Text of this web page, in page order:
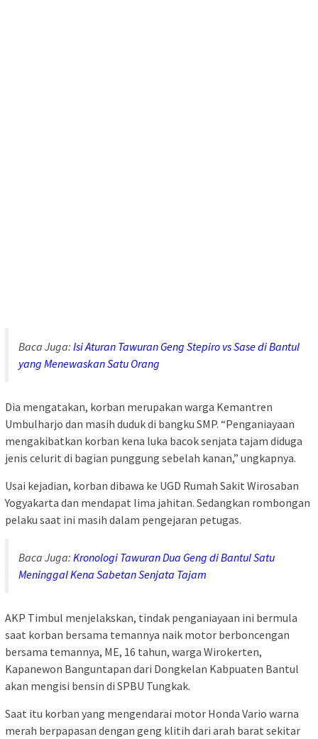
Baca Juga: Isi Aturan Tawuran Geng Stepiro vs Sase di Bantul
yang Menewaskan Satu Orang
Dia mengatakan, korban merupakan warga Kemantren
Umbulharjo dan masih duduk di bangku SMP. “Penganiayaan
mengakibatkan korban kena luka bacok senjata tajam diduga
jenis celurit di bagian punggung sebelah kanan,” ungkapnya.
Usai kejadian, korban dibawa ke UGD Rumah Sakit Wirosaban
Yogyakarta dan mendapat lima jahitan. Sedangkan rombongan
pelaku saat ini masih dalam pengejaran petugas.
Baca Juga: Kronologi Tawuran Dua Geng di Bantul Satu
Meninggal Kena Sabetan Senjata Tajam
AKP Timbul menjelakskan, tindak penganiayaan ini bermula
saat korban bersama temannya naik motor berboncengan
bersama temannya, ME, 16 tahun, warga Wirokerten,
Kapanewon Banguntapan dari Dongkelan Kabpuaten Bantul
akan mengisi bensin di SPBU Tungkak.
Saat itu korban yang mengendarai motor Honda Vario warna
merah berpapasan dengan geng klitih dari arah barat sekitar